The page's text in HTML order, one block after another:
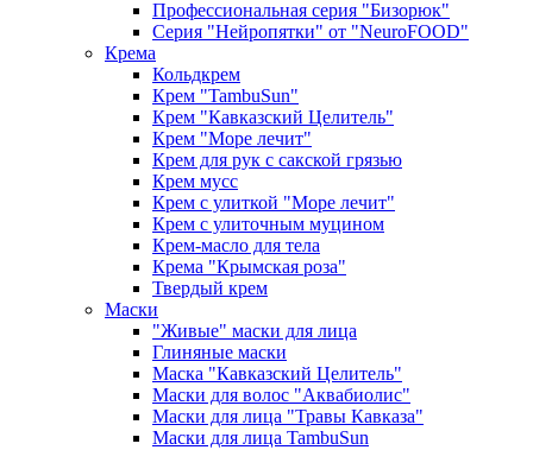
Профессиональная серия "Бизорюк"
Серия "Нейропятки" от "NeuroFOOD"
Крема
Кольдкрем
Крем "TambuSun"
Крем "Кавказский Целитель"
Крем "Море лечит"
Крем для рук с сакской грязью
Крем мусс
Крем с улиткой "Море лечит"
Крем с улиточным муцином
Крем-масло для тела
Крема "Крымская роза"
Твердый крем
Маски
"Живые" маски для лица
Глиняные маски
Маска "Кавказский Целитель"
Маски для волос "Аквабиолис"
Маски для лица "Травы Кавказа"
Маски для лица TambuSun